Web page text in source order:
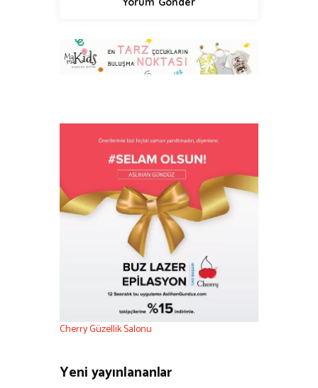
Cherry Güzellik Salonu
Yeni yayınlananlar